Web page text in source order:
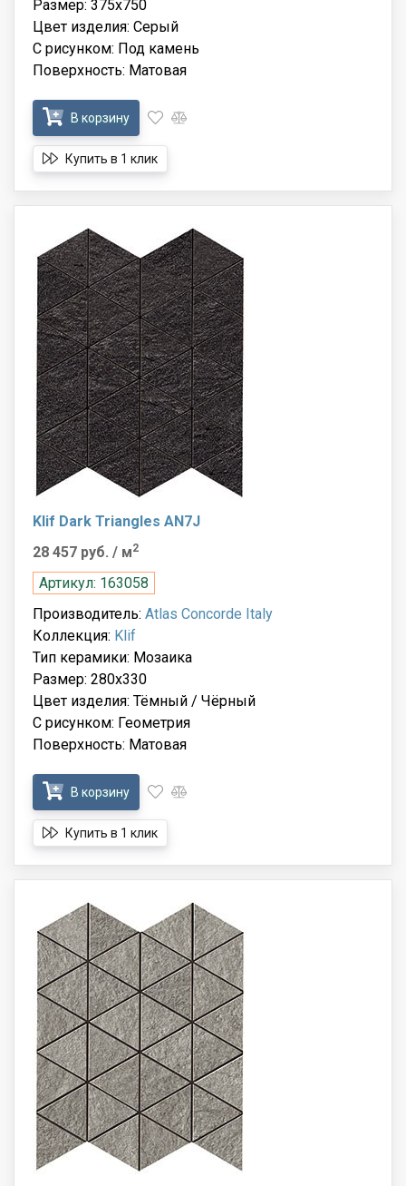
Размер: 375x750
Цвет изделия: Серый
С рисунком: Под камень
Поверхность: Матовая
В корзину
Купить в 1 клик
Klif Dark Triangles AN7J
28 457 руб. / м2
Артикул: 163058
Производитель: Atlas Concorde Italy
Коллекция: Klif
Тип керамики: Мозаика
Размер: 280x330
Цвет изделия: Тёмный / Чёрный
С рисунком: Геометрия
Поверхность: Матовая
В корзину
Купить в 1 клик